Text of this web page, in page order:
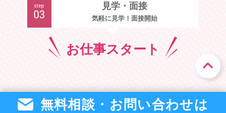
見学・面接
気軽に見学！面接開始
お仕事スタート
無料相談・お問い合わせは